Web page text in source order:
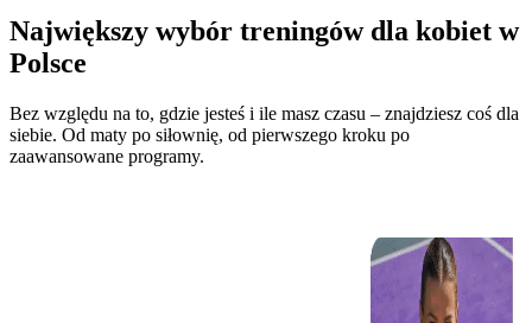
Największy wybór treningów dla kobiet w
Polsce
Bez względu na to, gdzie jesteś i ile masz czasu – znajdziesz coś dla
siebie. Od maty po siłownię, od pierwszego kroku po
zaawansowane programy.